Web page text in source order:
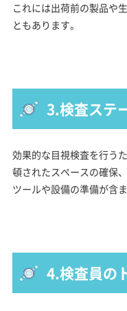
これには出荷前の製品や
ともあります。
3.検査ステ
効果的な目視検査を行う
頓されたスペースの確保
ツールや設備の準備が含ま
4.検査員の